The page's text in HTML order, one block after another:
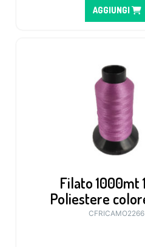
AGGIUNGI
Filato 1000mt
Poliestere
CFRICAMO2266